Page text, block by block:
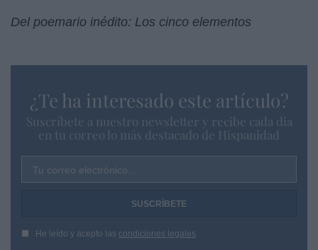
Del poemario inédito: Los cinco elementos
¿Te ha interesado este artículo?
Suscríbete a nuestro newsletter y recibe cada dia
en tu correo lo más destacado de Hispanidad
Tu correo electrónico...
He leído y acepto las condiciones legales